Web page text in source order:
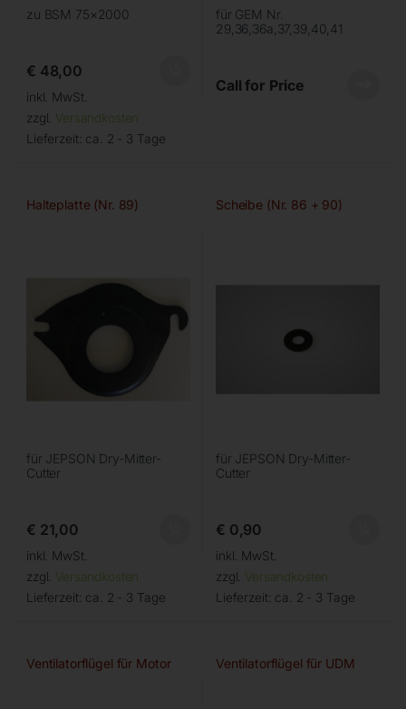
zu BSM 75×2000
€ 48,00
inkl. MwSt.
zzgl. Versandkosten
Lieferzeit: ca. 2 - 3 Tage
für GEM Nr.
29,36,36a,37,39,40,41
Call for Price
Halteplatte (Nr. 89)
für JEPSON Dry-Mitter-
Cutter
€ 21,00
inkl. MwSt.
zzgl. Versandkosten
Lieferzeit: ca. 2 - 3 Tage
Scheibe (Nr. 86 + 90)
für JEPSON Dry-Mitter-
Cutter
€ 0,90
inkl. MwSt.
zzgl. Versandkosten
Lieferzeit: ca. 2 - 3 Tage
Ventilatorflügel für Motor Ventilatorflügel für UDM